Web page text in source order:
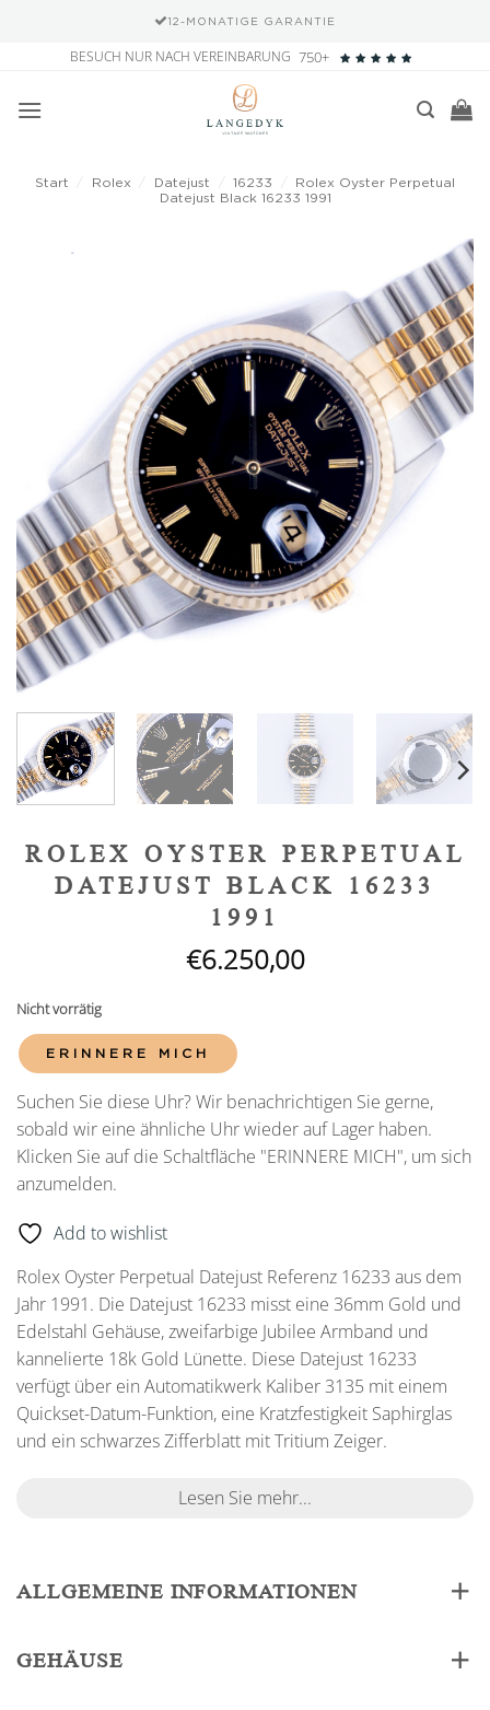
12-MONATIGE GARANTIE
springen
BESUCH NUR NACH VEREINBARUNG 750+
Start Rolex Datejust 16233
Rolex Oyster Perpetual
Datejust Black 16233 1991
Add to
wishlist
ROLEX OYSTER PERPETUAL
DATEJUST BLACK 16233
1991
€6.250,00
Nicht vorrätig
ERINNERE MICH
Suchen Sie diese Uhr? Wir benachrichtigen Sie gerne,
sobald wir eine ähnliche Uhr wieder auf Lager haben.
Klicken Sie auf die Schaltfläche "ERINNERE MICH", um sich
anzumelden.
Add to wishlist
Rolex Oyster Perpetual Datejust Referenz 16233 aus dem
Jahr 1991. Die Datejust 16233 misst eine 36mm Gold und
Edelstahl Gehäuse, zweifarbige Jubilee Armband und
kannelierte 18k Gold Lünette. Diese Datejust 16233
verfügt über ein Automatikwerk Kaliber 3135 mit einem
Quickset-Datum-Funktion, eine Kratzfestigkeit Saphirglas
und ein schwarzes Zifferblatt mit Tritium Zeiger.
Lesen Sie mehr...
ALLGEMEINE INFORMATIONEN
GEHÄUSE